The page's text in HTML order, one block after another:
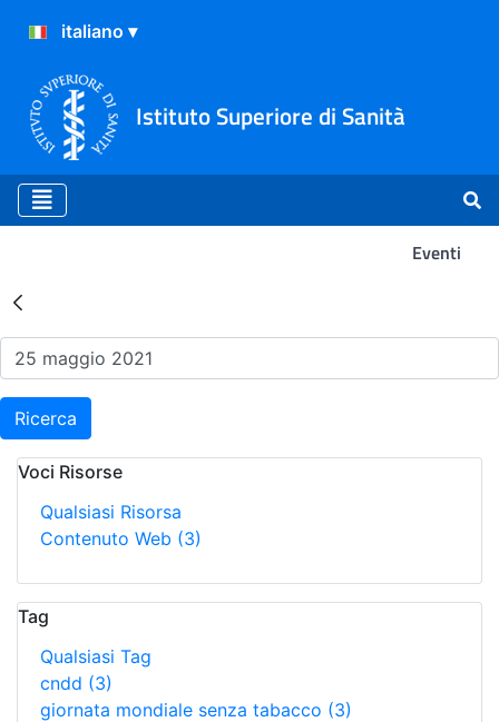
Istituto Superiore di Sanità
Eventi
Risultati della Ricerca -
Ricerca
Voci Risorse
Qualsiasi Risorsa
Contenuto Web (3)
Tag
Qualsiasi Tag
cndd (3)
giornata mondiale senza tabacco (3)